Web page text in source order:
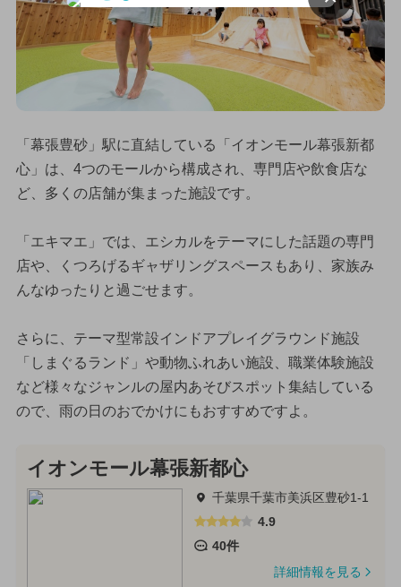
「幕張豊砂」駅に直結している「イオンモール幕張新都
心」は、4つのモールから構成され、専門店や飲食店な
ど、多くの店舗が集まった施設です。
「エキマエ」では、エシカルをテーマにした話題の専門
店や、くつろげるギャザリングスペースもあり、家族み
んなゆったりと過ごせます。
さらに、テーマ型常設インドアプレイグラウンド施設
「しまぐるランド」や動物ふれあい施設、職業体験施設
など様々なジャンルの屋内あそびスポット集結している
ので、雨の日のおでかけにもおすすめですよ。
イオンモール幕張新都心
千葉県千葉市美浜区豊砂1-1
4.9
40件
詳細情報を見る